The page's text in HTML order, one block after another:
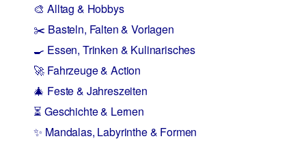
🎨 Alltag & Hobbys
✂️ Basteln, Falten & Vorlagen
🍳 Essen, Trinken & Kulinarisches
🚀 Fahrzeuge & Action
🎄 Feste & Jahreszeiten
⏳ Geschichte & Lernen
✨ Mandalas, Labyrinthe & Formen